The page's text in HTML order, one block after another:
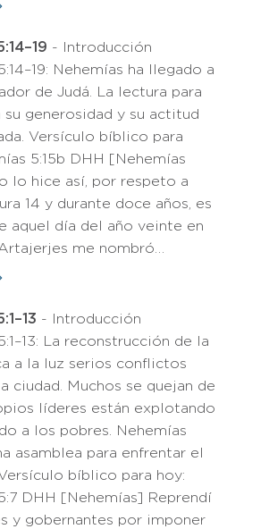
- Introducción
Nehemías ha llegado a
de Judá. La lectura para
su generosidad y su actitud
Versículo bíblico para
5:15b DHH [Nehemías
lo hice así, por respeto a
14 y durante doce años, es
aquel día del año veinte en
me nombró…
- Introducción
La reconstrucción de la
a la luz serios conflictos
ciudad. Muchos se quejan de
líderes están explotando
a los pobres. Nehemías
asamblea para enfrentar el
bíblico para hoy:
DHH [Nehemías] Reprendí
y gobernantes por imponer